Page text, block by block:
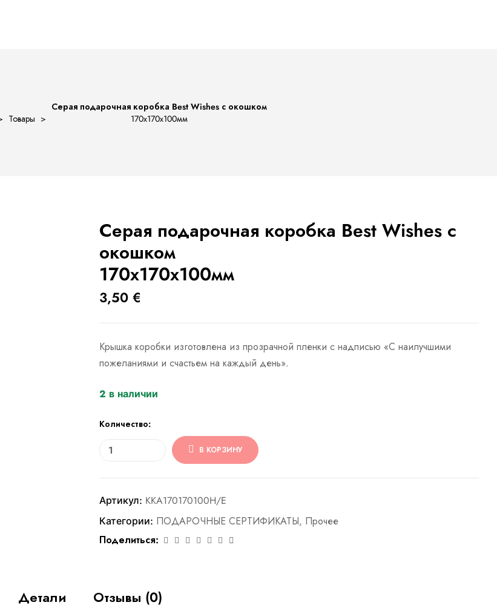
Товары >
Серая подарочная коробка Best Wishes с окошком
170x170x100мм
Серая подарочная коробка Best Wishes с
окошком
170x170x100мм
3,50 €
Крышка коробки изготовлена ​​из прозрачной пленки с надписью «С наилучшими
пожеланиями и счастьем на каждый день».
2 в наличии
Количество:
В КОРЗИНУ
Артикул: KKA170170100H/E
Категории: ПОДАРОЧНЫЕ СЕРТИФИКАТЫ, Прочее
Поделиться:
Детали Отзывы (0)